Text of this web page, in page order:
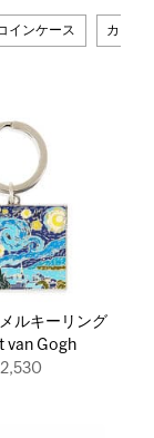
インケース カード
ルキーリング
van Gogh
2,530